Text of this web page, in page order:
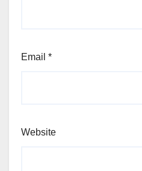
Email *
Website